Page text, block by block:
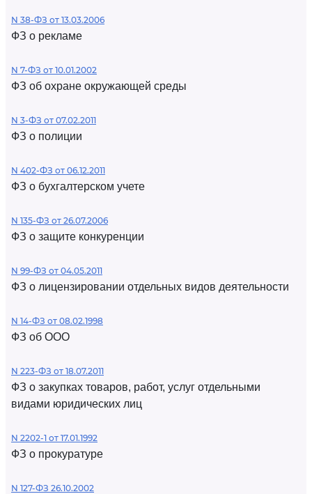
N 38-ФЗ от 13.03.2006
ФЗ о рекламе
N 7-ФЗ от 10.01.2002
ФЗ об охране окружающей среды
N 3-ФЗ от 07.02.2011
ФЗ о полиции
N 402-ФЗ от 06.12.2011
ФЗ о бухгалтерском учете
N 135-ФЗ от 26.07.2006
ФЗ о защите конкуренции
N 99-ФЗ от 04.05.2011
ФЗ о лицензировании отдельных видов деятельности
N 14-ФЗ от 08.02.1998
ФЗ об ООО
N 223-ФЗ от 18.07.2011
ФЗ о закупках товаров, работ, услуг отдельными
видами юридических лиц
N 2202-1 от 17.01.1992
ФЗ о прокуратуре
N 127-ФЗ 26.10.2002